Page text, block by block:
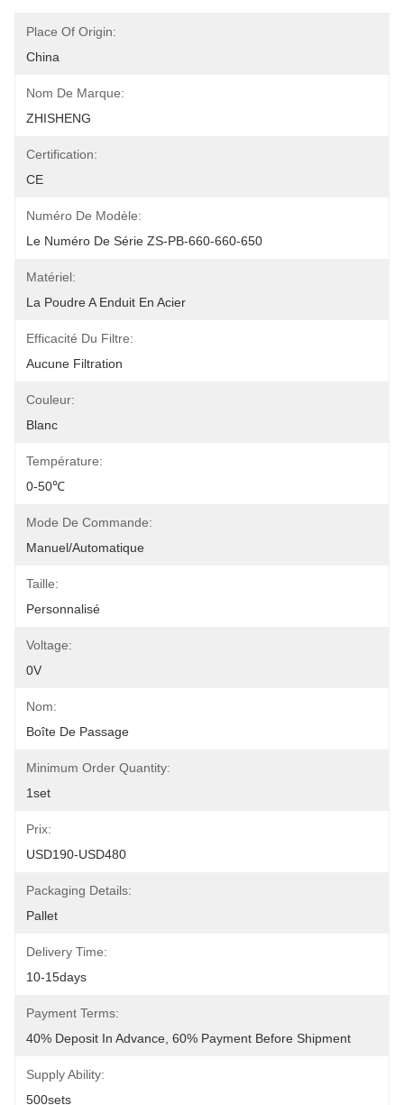
Place Of Origin:
China
Nom De Marque:
ZHISHENG
Certification:
CE
Numéro De Modèle:
Le Numéro De Série ZS-PB-660-660-650
Matériel:
La Poudre A Enduit En Acier
Efficacité Du Filtre:
Aucune Filtration
Couleur:
Blanc
Température:
0-50℃
Mode De Commande:
Manuel/automatique
Taille:
Personnalisé
Voltage:
0V
Nom:
Boîte De Passage
Minimum Order Quantity:
1set
Prix:
USD190-USD480
Packaging Details:
Pallet
Delivery Time:
10-15days
Payment Terms:
40% Deposit In Advance, 60% Payment Before Shipment
Supply Ability:
500sets